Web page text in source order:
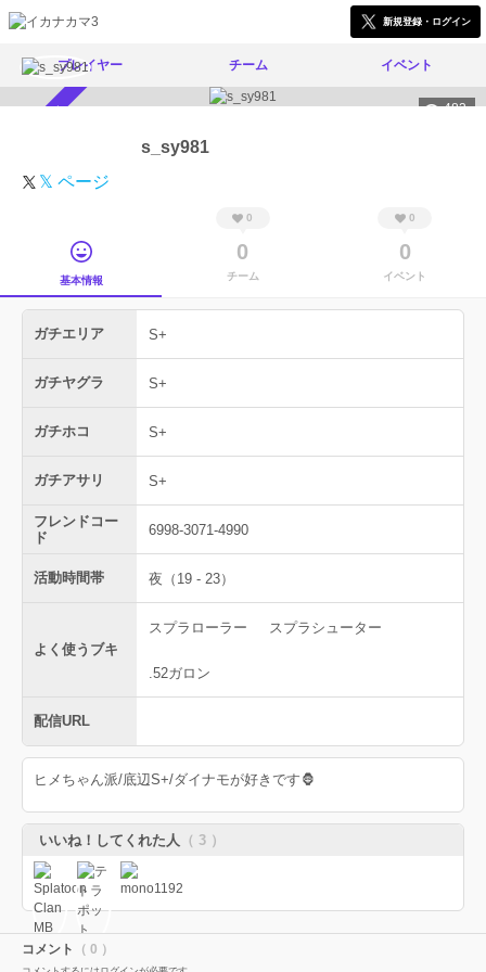
新規登録・ログイン
プレイヤー チーム イベント
483
s_sy981
𝕏 ページ
基本情報
0
0
チーム
0
0
イベント
ガチエリア S+
ガチヤグラ S+
ガチホコ S+
ガチアサリ S+
フレンドコー
ド
6998-3071-4990
活動時間帯 夜（19 - 23）
よく使うブキ
スプラローラー スプラシューター
.52ガロン
配信URL
ヒメちゃん派/底辺S+/ダイナモが好きです🦍
いいね！してくれた人 （ 3 ）
コメント （ 0 ）